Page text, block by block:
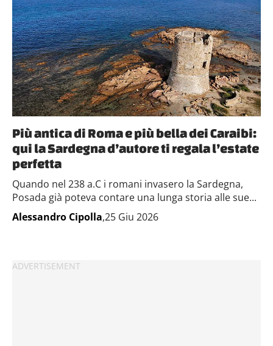
Più antica di Roma e più bella dei Caraibi:
qui la Sardegna d’autore ti regala l’estate
perfetta
Quando nel 238 a.C i romani invasero la Sardegna,
Posada già poteva contare una lunga storia alle sue...
Alessandro Cipolla,25 Giu 2026